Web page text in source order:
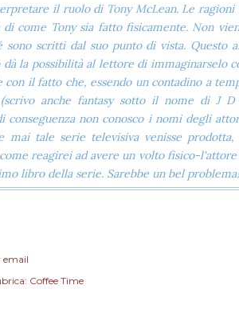
il ruolo di Tony McLean. Le ragioni
di come Tony sia fatto fisicamente. Non
sono scritti dal suo punto di vista. Questo
la possibilità al lettore di immaginarselo
con il fatto che, essendo un contadino a
(scrivo anche fantasy sotto il nome di J
conseguenza non conosco i nomi degli
mai tale serie televisiva venisse
reagirei ad avere un volto fisico-
libro della serie. Sarebbe un bel problema!
email
Coffee Time